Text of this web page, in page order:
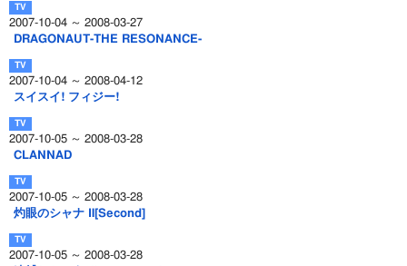
2007-10-04 ～ 2008-03-27
DRAGONAUT-THE RESONANCE-
2007-10-04 ～ 2008-04-12
スイスイ! フィジー!
2007-10-05 ～ 2008-03-28
CLANNAD
2007-10-05 ～ 2008-03-28
灼眼のシャナ Ⅱ[Second]
2007-10-05 ～ 2008-03-28